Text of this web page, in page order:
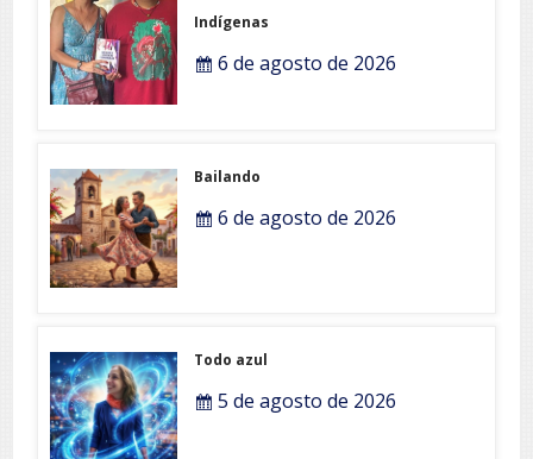
Indígenas
6 de agosto de 2026
Bailando
6 de agosto de 2026
Todo azul
5 de agosto de 2026